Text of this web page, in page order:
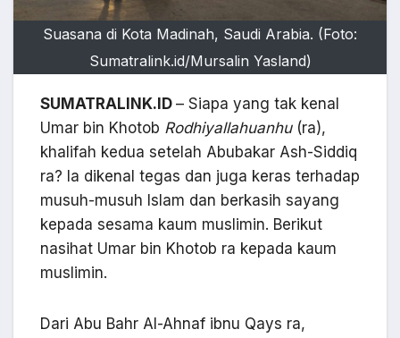
Suasana di Kota Madinah, Saudi Arabia. (Foto:
Sumatralink.id/Mursalin Yasland)
SUMATRALINK.ID – Siapa yang tak kenal
Umar bin Khotob Rodhiyallahuanhu(ra),
khalifah kedua setelah Abubakar Ash-Siddiq
ra? Ia dikenal tegas dan juga keras terhadap
musuh-musuh Islam dan berkasih sayang
kepada sesama kaum muslimin. Berikut
nasihat Umar bin Khotob ra kepada kaum
muslimin.
Dari Abu Bahr Al-Ahnaf ibnu Qays ra,